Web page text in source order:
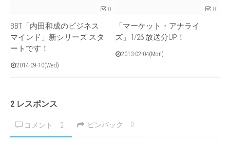
0
BBT「内田和成のビジネス
マインド」新シリーズ スタ
ートです！
2014-09-10(Wed)
0
「マーケット・アナライ
ズ」1/26 放送分UP！
2013-02-04(Mon)
2 レスポンス
コメント 2 ピンバック 0